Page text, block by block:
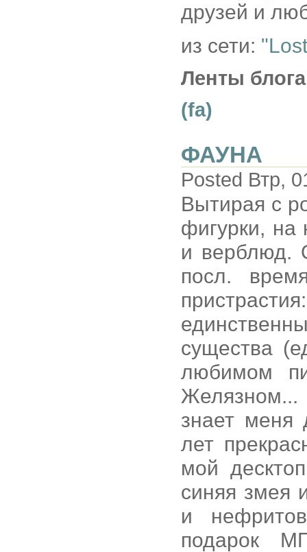
друзей и
из сети:
Ленты
(fa)
ФАУНА
Posted Втр,
Вытирая с
фигурки, на
и верблюд.
посл.
существа
любимом
знает меня
лет
мой
синяя змея
и
подарок